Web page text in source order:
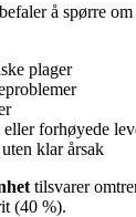
å spørre
plager
forhøyede
klar årsak
tilsvarer
(40 %).